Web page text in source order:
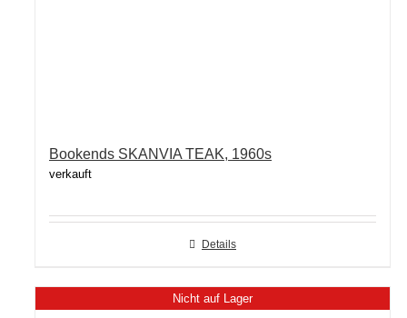
Bookends SKANVIA TEAK, 1960s
verkauft
Details
Nicht auf Lager